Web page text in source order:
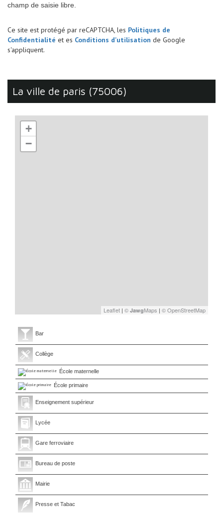
champ de saisie libre.
Ce site est protégé par reCAPTCHA, les Politiques de
Confidentialité et es Conditions d'utilisation de Google
s'appliquent.
la ville de paris (75006)
+
−
Leaflet | © JawgMaps | © OpenStreetMap
Bar
Collège
École maternelle
École primaire
Enseignement supérieur
Lycée
Gare ferroviaire
Bureau de poste
Mairie
Presse et Tabac